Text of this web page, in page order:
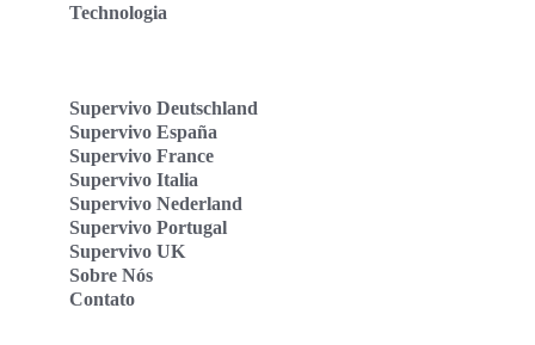
Technologia
Supervivo Deutschland
Supervivo España
Supervivo France
Supervivo Italia
Supervivo Nederland
Supervivo Portugal
Supervivo UK
Sobre Nós
Contato